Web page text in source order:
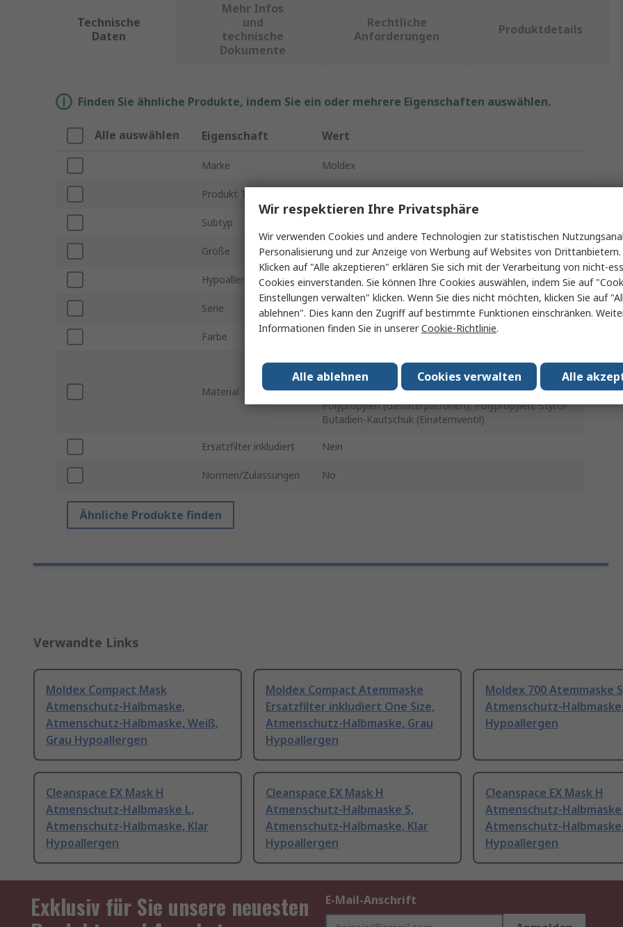
Technische
Daten
Mehr Infos
und
technische
Dokumente
Rechtliche
Anforderungen
Produktdetails
Finden Sie ähnliche Produkte, indem Sie ein oder mehrere Eigenschaften auswählen.
Alle auswählen Eigenschaft Wert
Marke Moldex
Produkt Typ
Subtyp
Größe M
Hypoallergen Ja
Serie Compact Mask
Farbe
Material
Polyethylen, Lycra, Synthetischer Gummi
(Ausatmungsventil), Thermoplastisches Elastomer
(Gesichtsmaske), Polyester, Aktivkohle (Gasfilter),
Polypropylen (Gasfilterpatronen), Polypropylen, Styrol-
Butadien-Kautschuk (Einatemventil)
Ersatzfilter inkludiert Nein
Normen/Zulassungen No
Ähnliche Produkte finden
Verwandte Links
Moldex Compact Mask
Atmenschutz-Halbmaske,
Atmenschutz-Halbmaske, Weiß,
Grau Hypoallergen
Moldex Compact Atemmaske
Ersatzfilter inkludiert One Size,
Atmenschutz-Halbmaske, Grau
Hypoallergen
Moldex 700 Atemmaske
Atmenschutz-
Hypoallergen
Cleanspace EX Mask H
Atmenschutz-Halbmaske L,
Atmenschutz-Halbmaske, Klar
Hypoallergen
Cleanspace EX Mask H
Atmenschutz-Halbmaske S,
Atmenschutz-Halbmaske, Klar
Hypoallergen
Cleanspace EX Mask H
Atmenschutz-Halbmaske
Atmenschutz-
Hypoallergen
Exklusiv für Sie unsere neuesten
E-Mail-Anschrift
Wir respektieren Ihre Privatsphäre
Wir verwenden Cookies und andere Technologien zur statistischen
Personalisierung und zur Anzeige von Werbung auf Websites von
Klicken auf "Alle akzeptieren" erklären Sie sich mit der Verarbeitung von nicht-
Cookies einverstanden. Sie können Ihre Cookies auswählen, indem Sie auf
Einstellungen verwalten" klicken. Wenn Sie dies nicht möchten, klicken Sie auf
ablehnen". Dies kann den Zugriff auf bestimmte Funktionen einschränken.
Informationen finden Sie in unsererCookie-Richtlinie.
Alle
Cookies verwalten
Alle ablehnen